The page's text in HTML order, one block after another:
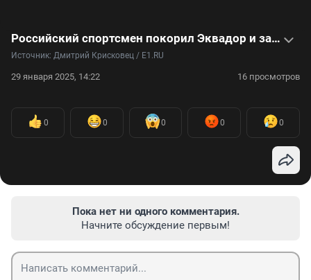
Российский спортсмен покорил Эквадор и заплатил за это миллион — видео
Источник: Дмитрий Крисковец / E1.RU
29 января 2025, 14:22 16 просмотров
0 0 0 0 0
Пока нет ни одного комментария.
Начните обсуждение первым!